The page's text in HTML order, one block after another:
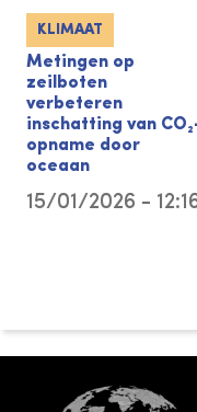
KLIMAAT
Metingen op
zeilboten
verbeteren
inschatting van
opname door
oceaan
15/01/2026 -